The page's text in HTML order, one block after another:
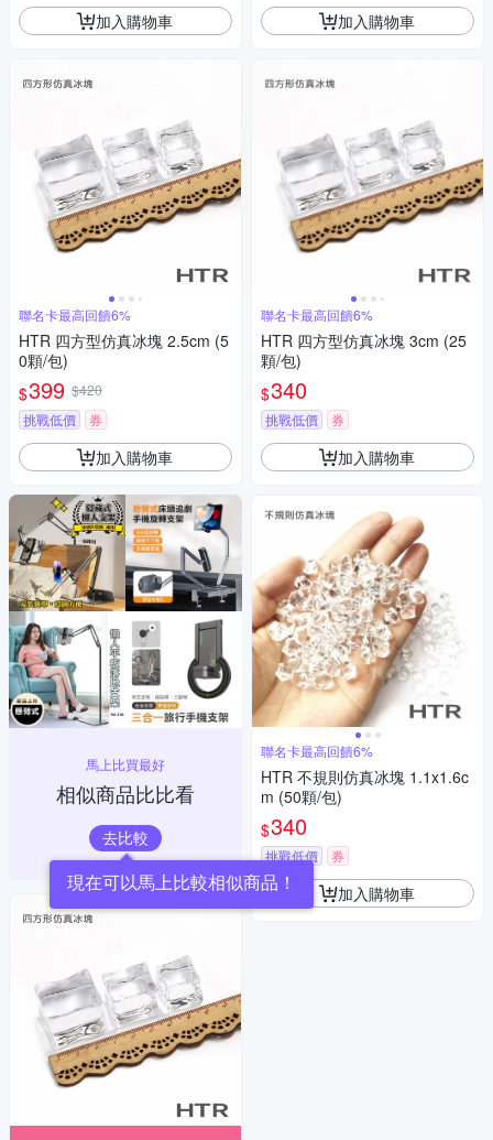
加入購物車
聯名卡最高回饋6%
HTR 四方型仿真冰塊 2.5cm (5
0顆/包)
$399 $420
挑戰低價
券
加入購物車
馬上比買最好
相似商品比比看
去比較
現在可以馬上比較相似商品！
加入購物車
聯名卡最高回饋6%
HTR 四方型仿真冰塊 3cm (25
顆/包)
$340
挑戰低價 券
加入購物車
聯名卡最高回饋6%
HTR 不規則仿真冰塊 1.1x1.6c
m (50顆/包)
$340
挑戰低價 券
加入購物車